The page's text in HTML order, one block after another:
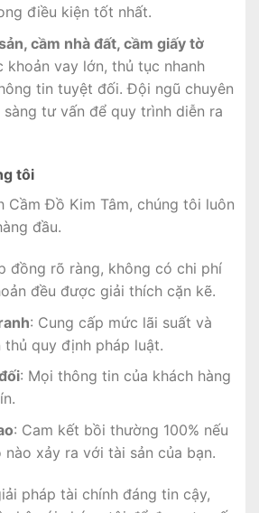
điều kiện tốt nhất.
cầm nhà đất, cầm giấy tờ
khoản vay lớn, thủ tục nhanh
tin tuyệt đối. Đội ngũ chuyên
sàng tư vấn để quy trình diễn ra
tôi
Cầm Đồ Kim Tâm, chúng tôi luôn
đầu.
đồng rõ ràng, không có chi phí
đều được giải thích cặn kẽ.
: Cung cấp mức lãi suất và
thủ quy định pháp luật.
: Mọi thông tin của khách hàng
: Cam kết bồi thường 100% nếu
xảy ra với tài sản của bạn.
pháp tài chính đáng tin cậy,